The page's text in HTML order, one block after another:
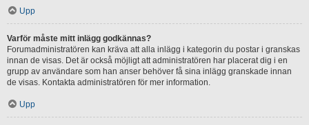
Upp
Varför måste mitt inlägg godkännas?
Forumadministratören kan kräva att alla inlägg i kategorin du postar i granskas
innan de visas. Det är också möjligt att administratören har placerat dig i en
grupp av användare som han anser behöver få sina inlägg granskade innan
de visas. Kontakta administratören för mer information.
Upp